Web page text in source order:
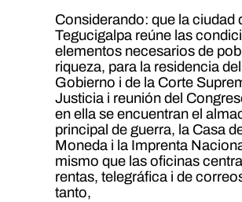
Considerando: que la ciudad
Tegucigalpa reúne las
elementos necesarios de
riqueza, para la residencia del
Gobierno i de la Corte
Justicia i reunión del
en ella se encuentran el
principal de guerra, la Casa
Moneda i la Imprenta
mismo que las oficinas
rentas, telegráfica i de
tanto,